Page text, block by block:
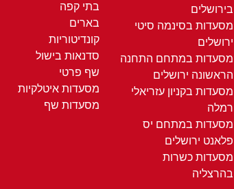
בירושלים
מסעדות בסינמה סיטי
ירושלים
מסעדות במתחם התחנה
הראשונה ירושלים
מסעדות בקניון עזריאלי
רמלה
מסעדות במתחם יס
פלאנט ירושלים
מסעדות כשרות
בהרצליה
בתי קפה
בארים
קונדיטוריות
סדנאות בישול
שף פרטי
מסעדות איטלקיות
מסעדות שף